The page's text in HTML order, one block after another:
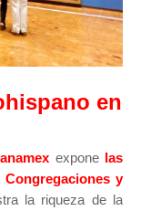
en
expone las
y
la riqueza de la